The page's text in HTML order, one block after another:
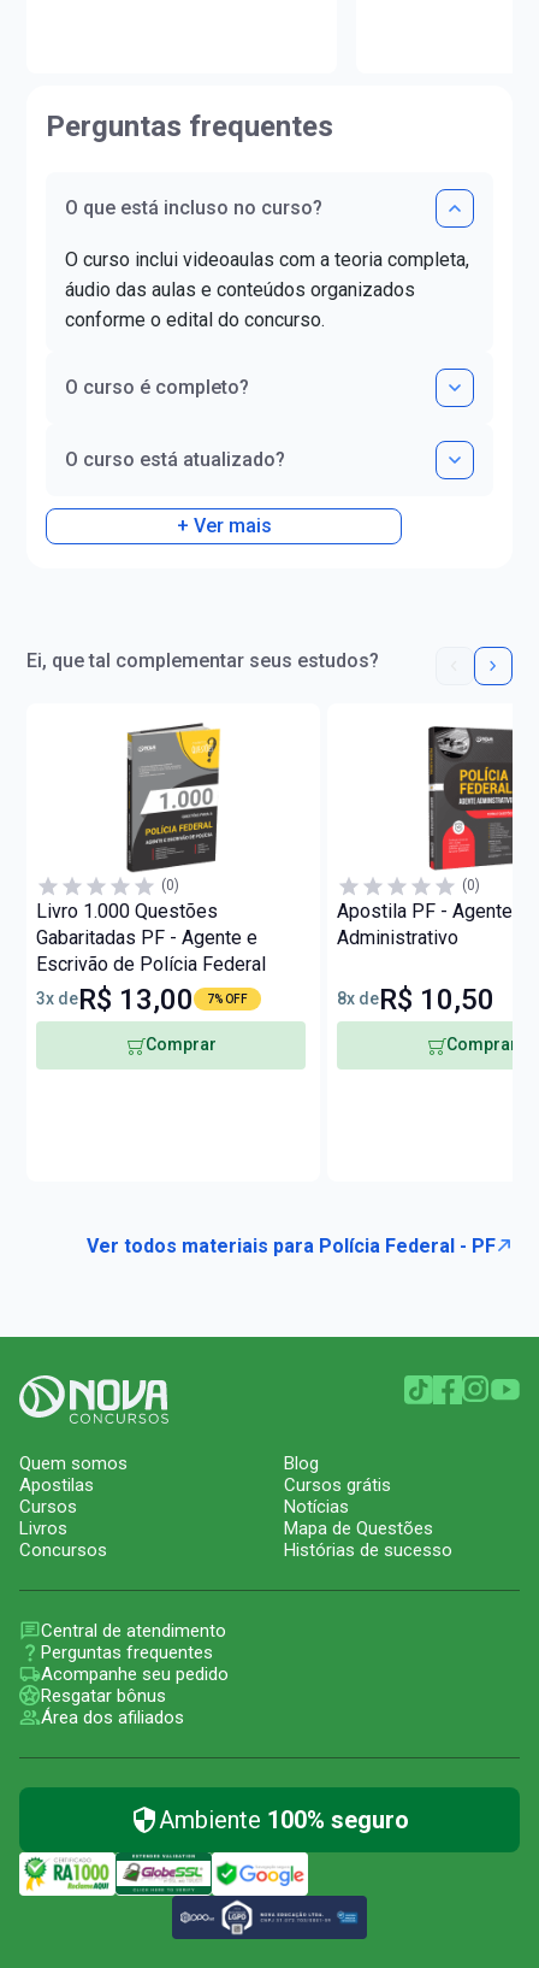
Superior pela FAG e mestra em
Letras pela UNIOESTE. Obteve
nível C1.
Perguntas frequentes
O que está incluso no curso?
O curso inclui videoaulas com a teoria completa,
áudio das aulas e conteúdos organizados
conforme o edital do concurso.
O curso é completo?
O curso está atualizado?
+ Ver mais
Ei, que tal complementar seus estudos?
(0)
Livro 1.000 Questões
Gabaritadas PF - Agente e
Escrivão de Polícia Federal
3x deR$ 13,00 7% OFF
Comprar
(0)
Apostila PF - Agente
Administrativo
8x deR$ 10,50
Comprar
Ver todos materiais para Polícia Federal - PF
Quem somos
Apostilas
Cursos
Livros
Concursos
Blog
Cursos grátis
Notícias
Mapa de Questões
Histórias de sucesso
Central de atendimento
Perguntas frequentes
Acompanhe seu pedido
Resgatar bônus
Área dos afiliados
Ambiente 100% seguro